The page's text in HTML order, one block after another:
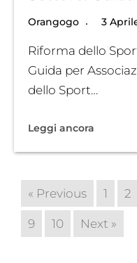
Orangogo 3
Riforma dello
Guida per
dello Sport…
Leggi ancora
« Previous 1 2
9 10 Next »